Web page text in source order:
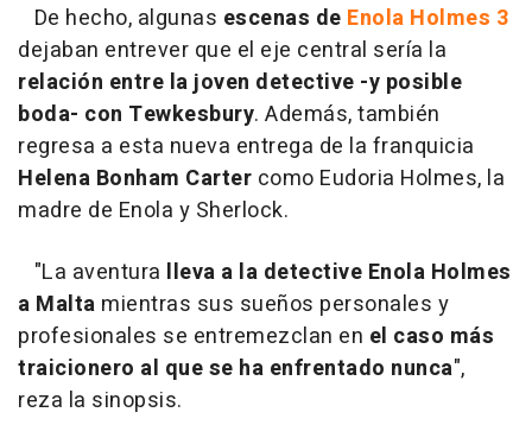
De hecho, algunas escenas de Enola Holmes 3
dejaban entrever que el eje central sería la
relación entre la joven detective -y posible
boda- con Tewkesbury. Además, también
regresa a esta nueva entrega de la franquicia
Helena Bonham Carter como Eudoria Holmes, la
madre de Enola y Sherlock.
"La aventura lleva a la detective Enola Holmes
a Malta mientras sus sueños personales y
profesionales se entremezclan en el caso más
traicionero al que se ha enfrentado nunca",
reza la sinopsis.